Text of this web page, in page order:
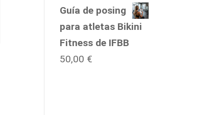
Guía de posing
para atletas Bikini
Fitness de IFBB
50,00 €